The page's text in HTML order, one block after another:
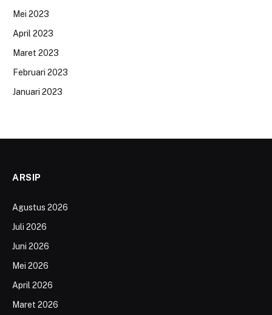
Mei 2023
April 2023
Maret 2023
Februari 2023
Januari 2023
ARSIP
Agustus 2026
Juli 2026
Juni 2026
Mei 2026
April 2026
Maret 2026